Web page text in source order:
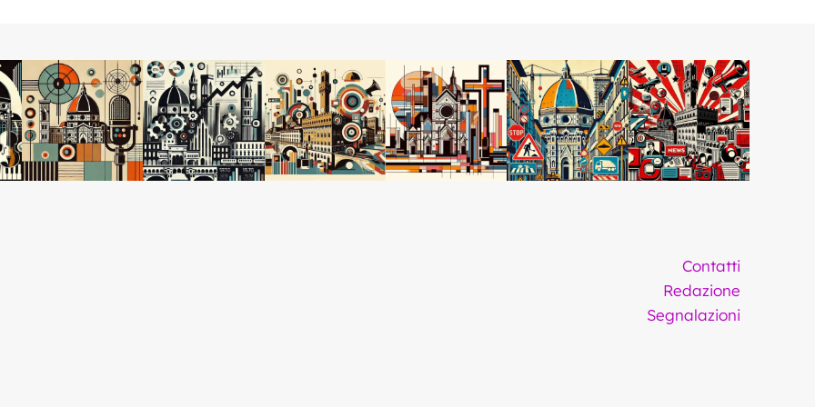
Contatti
Redazione
Segnalazioni